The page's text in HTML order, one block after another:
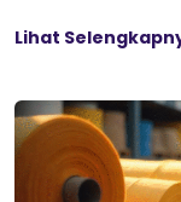
tentang inovasi ini
Recycled Kain
dibuat […]
Lihat